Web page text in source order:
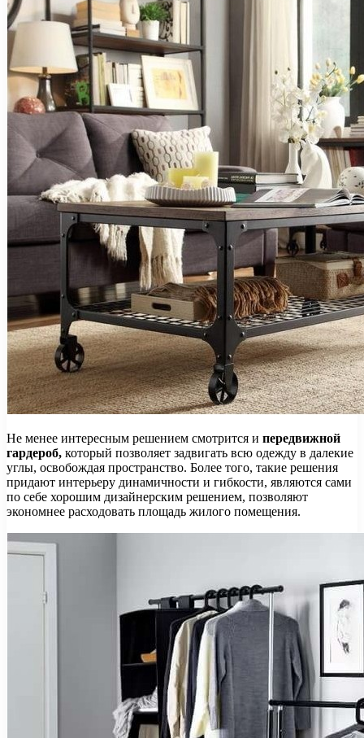
Не менее интересным решением смотрится и передвижной
гардероб, который позволяет задвигать всю одежду в далекие
углы, освобождая пространство. Более того, такие решения
придают интерьеру динамичности и гибкости, являются сами
по себе хорошим дизайнерским решением, позволяют
экономнее расходовать площадь жилого помещения.